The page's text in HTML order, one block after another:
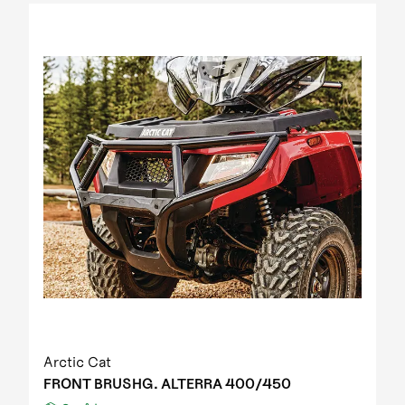
2012 TRV 1000 GT EFT IPM Print green metallic
update
2012 US mod. 700 TRV GT
2012 XC 450 EFT IPM black-green 01
2013 1000 XT EFT white met
2013 450 R EFT Homologated
2013 550 EFT black
2013 550 XT EFT emerald green met
2013 700 Diesel EFT marsh
2013 700 XT EFT steel blue met
2013 Prowler HDX
2013 TRV 550 EFT black
2013 TRV 550 XT EFT emerald green met
2013 TRV 700 XT EFT black met
Arctic Cat
FRONT BRUSHG. ALTERRA 400/450